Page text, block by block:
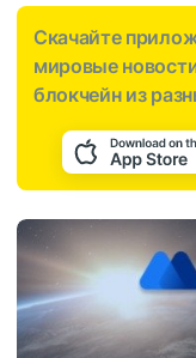
Скачайте
мировые
блокчейн из